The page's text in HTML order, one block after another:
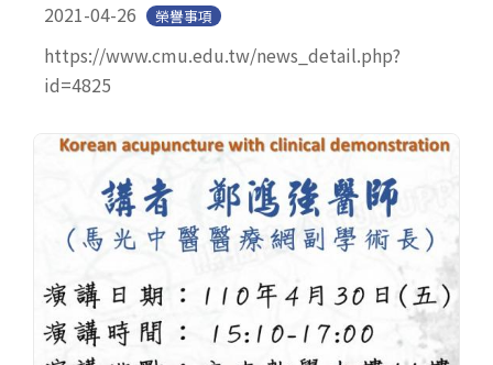
2021-04-26 榮譽事項
https://www.cmu.edu.tw/news_detail.php?
id=4825